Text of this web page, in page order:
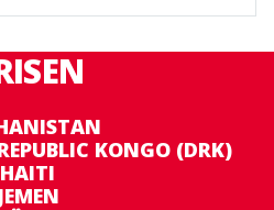
KONGO (DRK)
HAITI
JEMEN